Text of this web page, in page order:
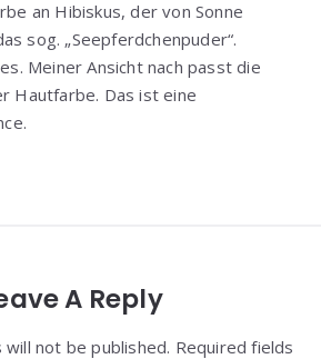
an Hibiskus, der von Sonne
sog. „Seepferdchenpuder“.
Meiner Ansicht nach passt die
Hautfarbe. Das ist eine
A Reply
not be published. Required fields